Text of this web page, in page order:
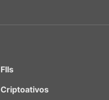
FIIs
Criptoativos